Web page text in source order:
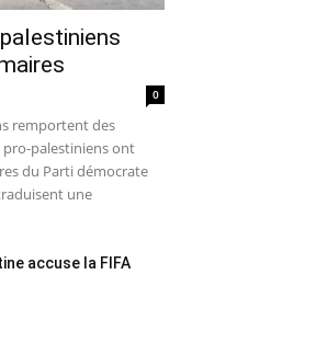
0
remportent des
pro-palestiniens ont
du Parti démocrate
une
accuse la FIFA